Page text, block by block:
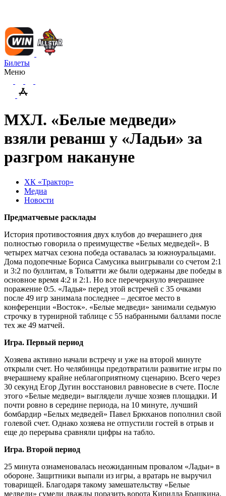
Билеты
Меню
МХЛ. «Белые медведи»
взяли реванш у «Ладьи» за
разгром накануне
ХК «Трактор»
Медиа
Новости
Предматчевые расклады
История противостояния двух клубов до вчерашнего дня
полностью говорила о преимуществе «Белых медведей». В
четырех матчах сезона победа оставалась за южноуральцами.
Дома подопечные Бориса Самусика выигрывали со счетом 2:1
и 3:2 по буллитам, в Тольятти же были одержаны две победы в
основное время 4:2 и 2:1. Но все перечеркнуло вчерашнее
поражение 0:5. «Ладья» перед этой встречей с 35 очками
после 49 игр занимала последнее – десятое место в
конференции «Восток». «Белые медведи» занимали седьмую
строчку в турнирной таблице с 55 набранными баллами после
тех же 49 матчей.
Игра. Первый период
Хозяева активно начали встречу и уже на второй минуте
открыли счет. Но челябинцы предотвратили развитие игры по
вчерашнему крайне неблагоприятному сценарию. Всего через
30 секунд Егор Дугин восстановил равновесие в счете. После
этого «Белые медведи» выглядели лучше хозяев площадки. И
почти ровно в середине периода, на 10 минуте, лучший
бомбардир «Белых медведей» Павел Брюханов пополнил свой
голевой счет. Однако хозяева не отпустили гостей в отрыв и
еще до перерыва сравняли цифры на табло.
Игра. Второй период
25 минута ознаменовалась неожиданным провалом «Ладьи» в
обороне. Защитники выпали из игры, а вратарь не выручил
товарищей. Благодаря такому замешательству «Белые
медведи» сумели дважды поразить ворота Кирилла Брашкина.